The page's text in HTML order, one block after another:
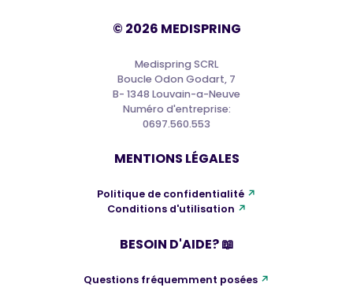
© 2026 MEDISPRING
Medispring SCRL
Boucle Odon Godart, 7
B- 1348 Louvain-a-Neuve
Numéro d'entreprise:
0697.560.553
MENTIONS LÉGALES
Politique de confidentialité
Conditions d'utilisation
BESOIN D'AIDE? 📖
Questions fréquemment posées